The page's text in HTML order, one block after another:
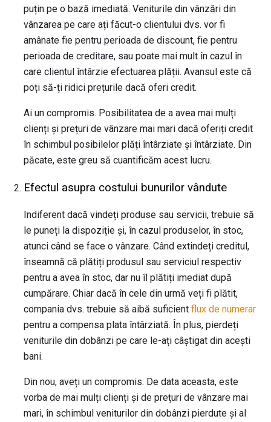
puțin pe o bază imediată. Veniturile din vânzări din
vânzarea pe care ați făcut-o clientului dvs. vor fi
amânate fie pentru perioada de discount, fie pentru
perioada de creditare, sau poate mai mult în cazul în
care clientul întârzie efectuarea plății. Avansul este că
poți să-ți ridici prețurile dacă oferi credit.
Ai un compromis. Posibilitatea de a avea mai mulți
clienți și prețuri de vânzare mai mari dacă oferiți credit
în schimbul posibilelor plăți întârziate și întârziate. Din
păcate, este greu să cuantificăm acest lucru.
Efectul asupra costului bunurilor vândute
Indiferent dacă vindeți produse sau servicii, trebuie să
le puneți la dispoziție și, în cazul produselor, în stoc,
atunci când se face o vânzare. Când extindeți creditul,
înseamnă că plătiți produsul sau serviciul respectiv
pentru a avea în stoc, dar nu îl plătiți imediat după
cumpărare. Chiar dacă în cele din urmă veți fi plătit,
compania dvs. trebuie să aibă suficient flux de numerar
pentru a compensa plata întârziată. În plus, pierdeți
veniturile din dobânzi pe care le-ați câștigat din acești
bani.
Din nou, aveți un compromis. De data aceasta, este
vorba de mai mulți clienți și de prețuri de vânzare mai
mari, în schimbul veniturilor din dobânzi pierdute și al